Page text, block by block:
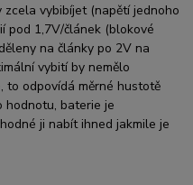
vybibíjet (napětí jednoho
pod 1,7V/článek (blokové
na články po 2V na
vybití by nemělo
to odpovídá měrné hustotě
hodnotu, baterie je
ji nabít ihned jakmile je